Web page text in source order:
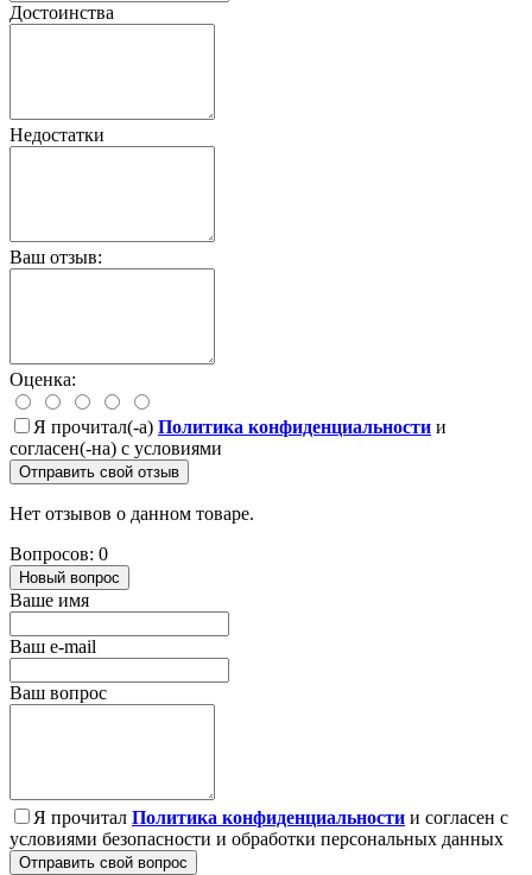
Достоинства
Недостатки
Ваш отзыв:
Оценка:
Я прочитал(-а) Политика конфиденциальности и
согласен(-на) с условиями
Отправить свой отзыв
Нет отзывов о данном товаре.
Вопросов: 0
Новый вопрос
Ваше имя
Ваш e-mail
Ваш вопрос
Я прочитал Политика конфиденциальности и согласен с
условиями безопасности и обработки персональных данных
Отправить свой вопрос